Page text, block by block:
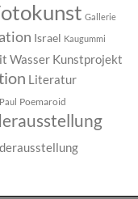
Gallerie
Israel Kaugummi
Wasser Kunstprojekt
Literatur
Paul Poemaroid